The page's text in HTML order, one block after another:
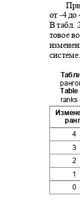
от-4 до
В табл.
товое
системе.
Table
ranks
4
3
2
1
0